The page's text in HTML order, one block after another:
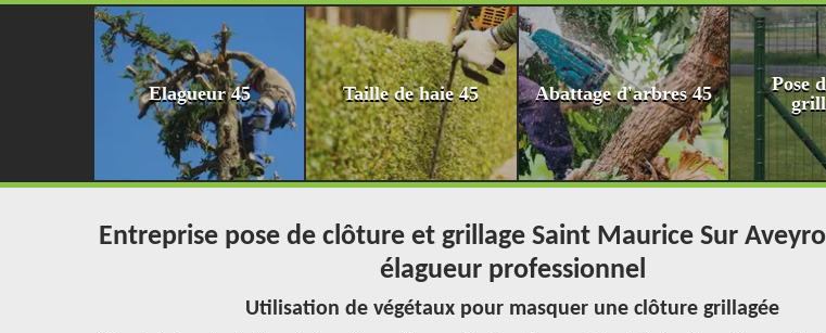
Elagueur 45 Taille de haie 45 Abattage d'arbres 45
Pose
Entreprise pose de clôture et grillage Saint Maurice Sur
élagueur professionnel
Utilisation de végétaux pour masquer une clôture grillagée